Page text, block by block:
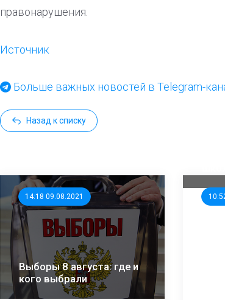
правонарушения.
Источник
Больше важных новостей в Telegram-
Назад к списку
14:18 09.08.2021
Выборы 8 августа: где и
кого выбрали